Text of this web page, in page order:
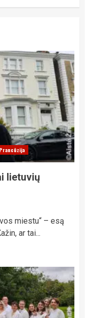
Prancūzija
lietuvių
miestu“ – esą
ar tai...